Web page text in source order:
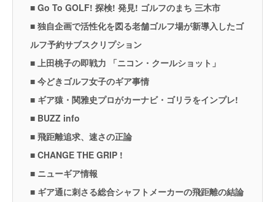
■ Go To GOLF! 探検! 発見! ゴルフのまち 三木市
■ 独自企画で活性化を図る老舗ゴルフ場が新導入したゴ
ルフ予約サブスクリプション
■ 上田桃子の即戦力 「ニコン・クールショット」
■ 今どきゴルフ女子のギア事情
■ ギア猿・関雅史プロがカーナビ・ゴリラをインプレ!
■ BUZZ info
■ 飛距離追求、速さの正論
■ CHANGE THE GRIP !
■ ニューギア情報
■ ギア通に刺さる総合シャフトメーカーの飛距離の結論